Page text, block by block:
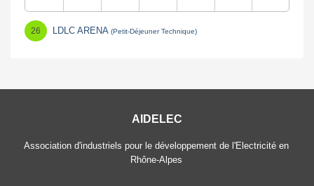
26 LDLC ARENA (Petit-Déjeuner Technique)
AIDELEC
Association d'industriels pour le développement de l'Electricité en
Rhône-Alpes